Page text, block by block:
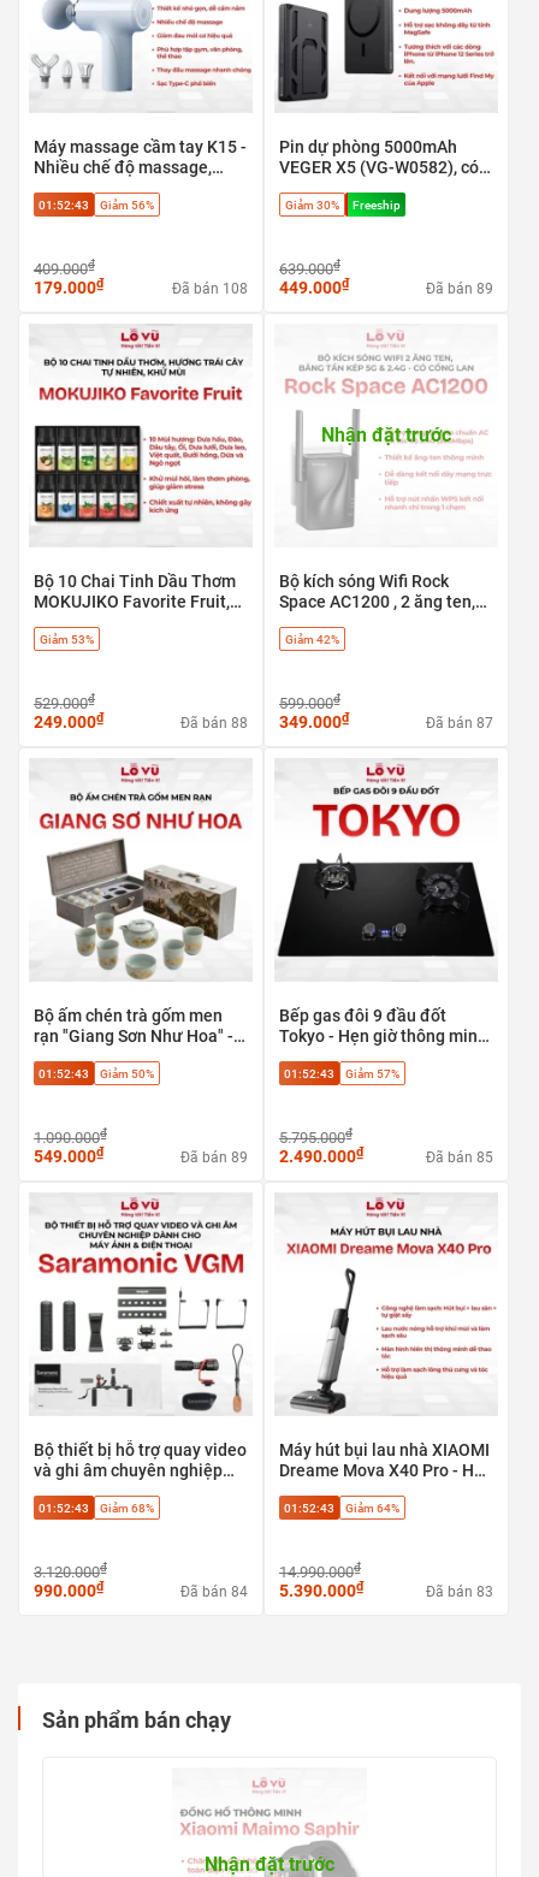
Máy massage cầm tay K15 -
Nhiều chế độ massage,
01:52:43 Giảm 56%
409.000₫
179.000₫ Đã bán 108
Pin dự phòng 5000mAh
VEGER X5 (VG-W0582), có
nhanh 20w & Magsafe
Giảm 30% Freeship
639.000₫
449.000₫ Đã bán 89
Bộ 10 Chai Tinh Dầu Thơm
MOKUJIKO Favorite Fruit,
mùi
Giảm 53%
529.000₫
249.000₫ Đã bán 88
Nhận đặt trước
Bộ kích sóng Wifi Rock
Space AC1200 , 2 ăng ten,
cổng LAN
Giảm 42%
599.000₫
349.000₫ Đã bán 87
Bộ ấm chén trà gốm men
rạn "Giang Sơn Như Hoa" -
cao cấp
01:52:43 Giảm 50%
1.090.000₫
549.000₫ Đã bán 89
Bếp gas đôi 9 đầu đốt
Tokyo - Hẹn giờ thông minh,
01:52:43 Giảm 57%
5.795.000₫
2.490.000₫ Đã bán 85
Bộ thiết bị hỗ trợ quay video
và ghi âm chuyên nghiệp
máy ảnh & điện thoại
01:52:43 Giảm 68%
3.120.000₫
990.000₫ Đã bán 84
Máy hút bụi lau nhà XIAOMI
Dreame Mova X40 Pro - Hút
Phù hợp sàn gạch, sàn gỗ,
01:52:43 Giảm 64%
14.990.000₫
5.390.000₫ Đã bán 83
Sản phẩm bán chạy
Nhận đặt trước